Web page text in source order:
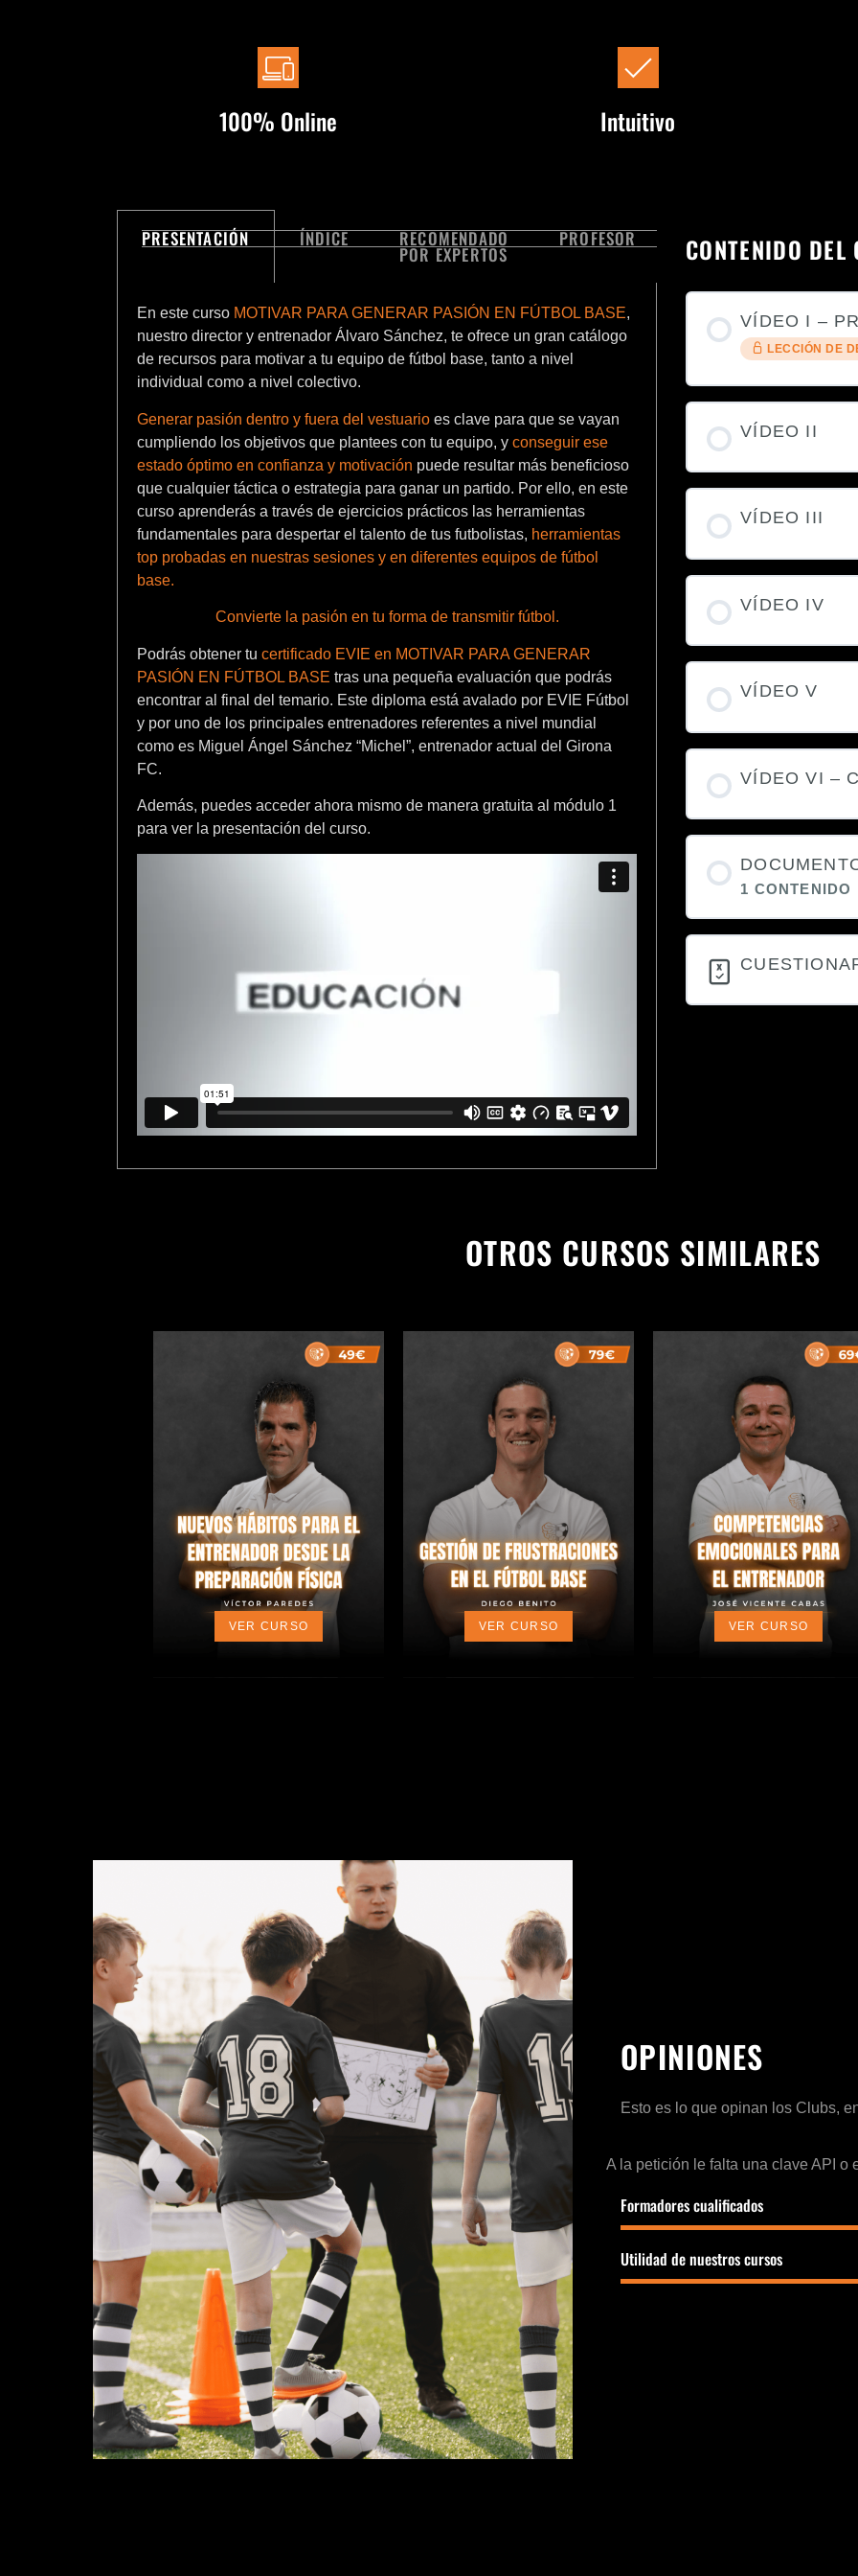
100% Online Intuitivo
PRESENTACIÓN ÍNDICE RECOMENDADO
POR EXPERTOS
PROFESOR
En este curso MOTIVAR PARA GENERAR PASIÓN EN FÚTBOL BASE,
nuestro director y entrenador Álvaro Sánchez, te ofrece un gran catálogo
de recursos para motivar a tu equipo de fútbol base, tanto a nivel
individual como a nivel colectivo.
Generar pasión dentro y fuera del vestuario es clave para que se vayan
cumpliendo los objetivos que plantees con tu equipo, y conseguir ese
estado óptimo en confianza y motivación puede resultar más beneficioso
que cualquier táctica o estrategia para ganar un partido. Por ello, en este
curso aprenderás a través de ejercicios prácticos las herramientas
fundamentales para despertar el talento de tus futbolistas, herramientas
top probadas en nuestras sesiones y en diferentes equipos de fútbol
base.
Convierte la pasión en tu forma de transmitir fútbol.
Podrás obtener tu certificado EVIE en MOTIVAR PARA GENERAR
PASIÓN EN FÚTBOL BASE tras una pequeña evaluación que podrás
encontrar al final del temario. Este diploma está avalado por EVIE Fútbol
y por uno de los principales entrenadores referentes a nivel mundial
como es Miguel Ángel Sánchez “Michel”, entrenador actual del Girona
FC.
Además, puedes acceder ahora mismo de manera gratuita al módulo 1
para ver la presentación del curso.
CONTENIDO DEL
VÍDEO I –
LECCIÓN DE
VÍDEO II
VÍDEO III
VÍDEO IV
VÍDEO V
VÍDEO VI –
1 CONTENIDO
OTROS CURSOS SIMILARES
VER CURSO VER CURSO VER CURSO
OPINIONES
Esto es lo que opinan los Clubs,
A la petición le falta una clave API o
Formadores cualificados
Utilidad de nuestros cursos